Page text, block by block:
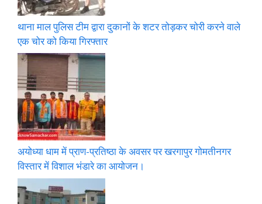
थाना माल पुलिस टीम द्वारा दुकानों के शटर तोड़कर चोरी करने वाले
एक चोर को किया गिरफ्तार
अयोध्या धाम में प्राण-प्रतिष्ठा के अवसर पर खरगापुर गोमतीनगर
विस्तार में विशाल भंडारे का आयोजन।